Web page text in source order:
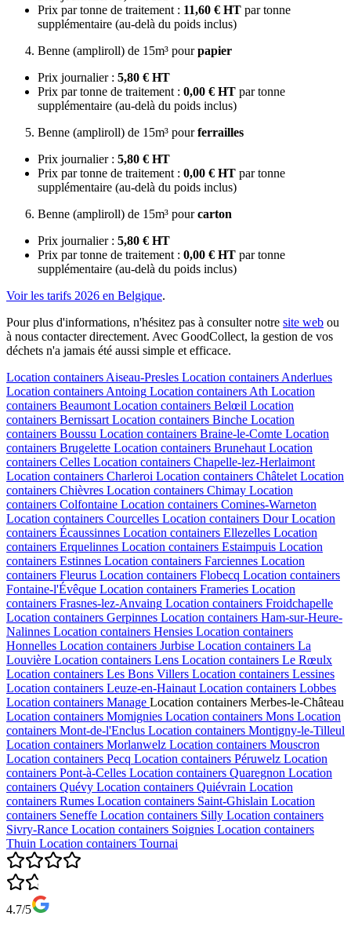
Prix par tonne de traitement : 11,60 € HT par tonne
supplémentaire (au-delà du poids inclus)
Benne (ampliroll) de 15m³ pourpapier
Prix journalier : 5,80 € HT
Prix par tonne de traitement : 0,00 € HT par tonne
supplémentaire (au-delà du poids inclus)
Benne (ampliroll) de 15m³ pourferrailles
Prix journalier : 5,80 € HT
Prix par tonne de traitement : 0,00 € HT par tonne
supplémentaire (au-delà du poids inclus)
Benne (ampliroll) de 15m³ pourcarton
Prix journalier : 5,80 € HT
Prix par tonne de traitement : 0,00 € HT par tonne
supplémentaire (au-delà du poids inclus)
Voir les tarifs 2026 en Belgique.
Pour plus d'informations, n'hésitez pas à consulter notre site web ou
à nous contacter directement. Avec GoodCollect, la gestion de vos
déchets n'a jamais été aussi simple et efficace.
Location containersAiseau-Presles Location containersAnderlues
Location containersAntoing Location containersAth Location
containers Beaumont Location containers Belœil Location
containers Bernissart Location containers Binche Location
containers Boussu Location containers Braine-le-Comte Location
containers Brugelette Location containers Brunehaut Location
containers Celles Location containers Chapelle-lez-Herlaimont
Location containers Charleroi Location containers Châtelet Location
containers Chièvres Location containers Chimay Location
containers Colfontaine Location containers Comines-Warneton
Location containers Courcelles Location containers Dour Location
containers Écaussinnes Location containers Ellezelles Location
containers Erquelinnes Location containers Estaimpuis Location
containers Estinnes Location containers Farciennes Location
containers Fleurus Location containers Flobecq Location containers
Fontaine-l'Évêque Location containers Frameries Location
containers Frasnes-lez-Anvaing Location containers Froidchapelle
Location containers Gerpinnes Location containers Ham-sur-Heure-
Nalinnes Location containers Hensies Location containers
Honnelles Location containers Jurbise Location containers La
Louvière Location containers Lens Location containers Le Rœulx
Location containers Les Bons Villers Location containers Lessines
Location containers Leuze-en-Hainaut Location containers Lobbes
Location containers Manage Location containers Merbes-le-Château
Location containers Momignies Location containers Mons Location
containers Mont-de-l'Enclus Location containers Montigny-le-Tilleul
Location containers Morlanwelz Location containers Mouscron
Location containers Pecq Location containers Péruwelz Location
containers Pont-à-Celles Location containers Quaregnon Location
containers Quévy Location containers Quiévrain Location
containers Rumes Location containers Saint-Ghislain Location
containers Seneffe Location containers Silly Location containers
Sivry-Rance Location containers Soignies Location containers
Thuin Location containers Tournai
4.7/5